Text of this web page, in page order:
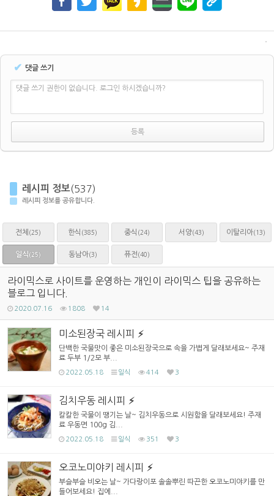
✔ 댓글 쓰기
댓글 쓰기 권한이 없습니다. 로그인 하시겠습니까?
레시피 정보(537)
레시피 정보를 공유합니다.
전체 (25) 한식 (385) 중식 (24) 서양(43) 이탈리아(13)
일식 (25) 동남아(3) 퓨전 (40)
라이믹스로 사이트를 운영하는 개인이 라이믹스 팁을 공유하는
블로그 입니다.
2020.07.16 1808 14
미소된장국 레시피
단백한 국물맛이 좋은 미소된장국으로 속을 가볍게 달래보세요~ 주재
료 두부 1/2모 부...
2022.05.18 일식 414 3
김치우동 레시피
칼칼한 국물이 땡기는 날~ 김치우동으로 시원함을 달래보세요! 주재
료 우동면 100g 김...
2022.05.18 일식 351 3
오코노미야키 레시피
부슬부슬 비오는 날~ 가다랑이포 솔솔뿌린 따끈한 오코노미야키를 만
들어보세요! 집에...